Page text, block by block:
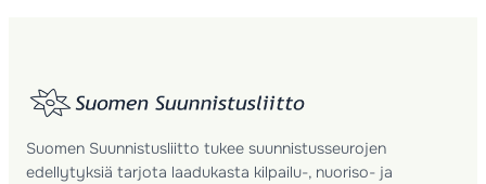
Suomen Suunnistusliitto tukee suunnistusseurojen
edellytyksiä tarjota laadukasta kilpailu-, nuoriso- ja